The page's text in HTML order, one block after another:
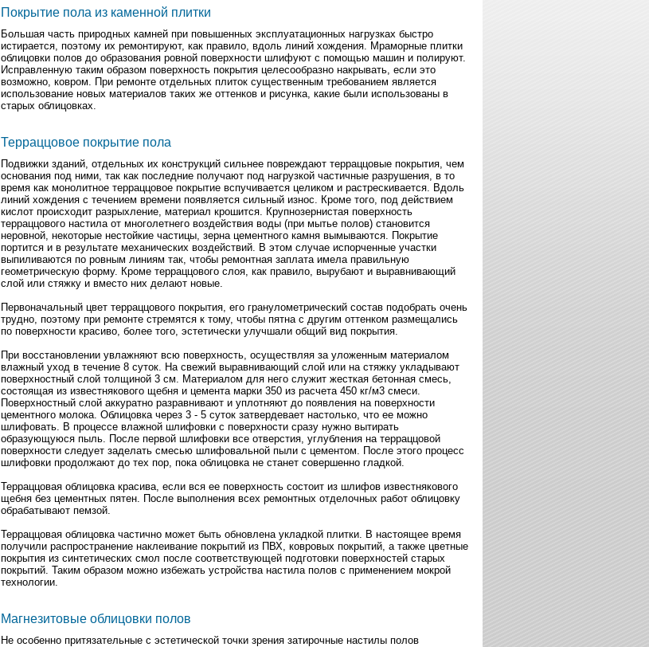
Покрытие пола из каменной плитки
Большая часть природных камней при повышенных эксплуатационных нагрузках быстро
истирается, поэтому их ремонтируют, как правило, вдоль линий хождения. Мраморные плитки
облицовки полов до образования ровной поверхности шлифуют с помощью машин и полируют.
Исправленную таким образом поверхность покрытия целесообразно накрывать, если это
возможно, ковром. При ремонте отдельных плиток существенным требованием является
использование новых материалов таких же оттенков и рисунка, какие были использованы в
старых облицовках.
Терраццовое покрытие пола
Подвижки зданий, отдельных их конструкций сильнее повреждают терраццовые покрытия, чем
основания под ними, так как последние получают под нагрузкой частичные разрушения, в то
время как монолитное терраццовое покрытие вспучивается целиком и растрескивается. Вдоль
линий хождения с течением времени появляется сильный износ. Кроме того, под действием
кислот происходит разрыхление, материал крошится. Крупнозернистая поверхность
терраццового настила от многолетнего воздействия воды (при мытье полов) становится
неровной, некоторые нестойкие частицы, зерна цементного камня вымываются. Покрытие
портится и в результате механических воздействий. В этом случае испорченные участки
выпиливаются по ровным линиям так, чтобы ремонтная заплата имела правильную
геометрическую форму. Кроме терраццового слоя, как правило, вырубают и выравнивающий
слой или стяжку и вместо них делают новые.
Первоначальный цвет терраццового покрытия, его гранулометрический состав подобрать очень
трудно, поэтому при ремонте стремятся к тому, чтобы пятна с другим оттенком размещались
по поверхности красиво, более того, эстетически улучшали общий вид покрытия.
При восстановлении увлажняют всю поверхность, осуществляя за уложенным материалом
влажный уход в течение 8 суток. На свежий выравнивающий слой или на стяжку укладывают
поверхностный слой толщиной 3 см. Материалом для него служит жесткая бетонная смесь,
состоящая из известнякового щебня и цемента марки 350 из расчета 450 кг/м3 смеси.
Поверхностный слой аккуратно разравнивают и уплотняют до появления на поверхности
цементного молока. Облицовка через 3 - 5 суток затвердевает настолько, что ее можно
шлифовать. В процессе влажной шлифовки с поверхности сразу нужно вытирать
образующуюся пыль. После первой шлифовки все отверстия, углубления на терраццовой
поверхности следует заделать смесью шлифовальной пыли с цементом. После этого процесс
шлифовки продолжают до тех пор, пока облицовка не станет совершенно гладкой.
Терраццовая облицовка красива, если вся ее поверхность состоит из шлифов известнякового
щебня без цементных пятен. После выполнения всех ремонтных отделочных работ облицовку
обрабатывают пемзой.
Терраццовая облицовка частично может быть обновлена укладкой плитки. В настоящее время
получили распространение наклеивание покрытий из ПВХ, ковровых покрытий, а также цветные
покрытия из синтетических смол после соответствующей подготовки поверхностей старых
покрытий. Таким образом можно избежать устройства настила полов с применением мокрой
технологии.
Магнезитовые облицовки полов
Не особенно притязательные с эстетической точки зрения затирочные настилы полов